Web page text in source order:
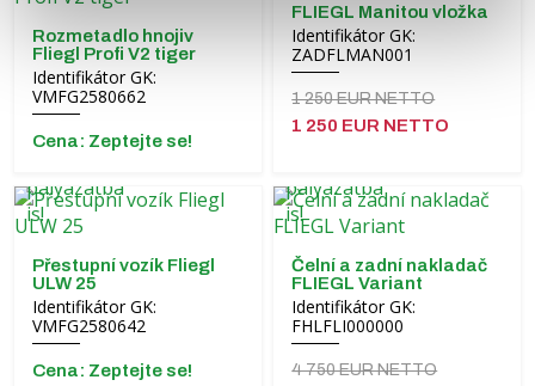
Rozmetadlo hnojiv
Fliegl Profi V2 tiger
Identifikátor GK:
VMFG2580662
Cena: Zeptejte se!
FLIEGL Manitou vložka
Identifikátor GK:
ZADFLMAN001
1 250 EUR NETTO
1 250 EUR NETTO
Přestupní vozík Fliegl
ULW 25
Identifikátor GK:
VMFG2580642
Cena: Zeptejte se!
Čelní a zadní nakladač
FLIEGL Variant
Identifikátor GK:
FHLFLI000000
4 750 EUR NETTO